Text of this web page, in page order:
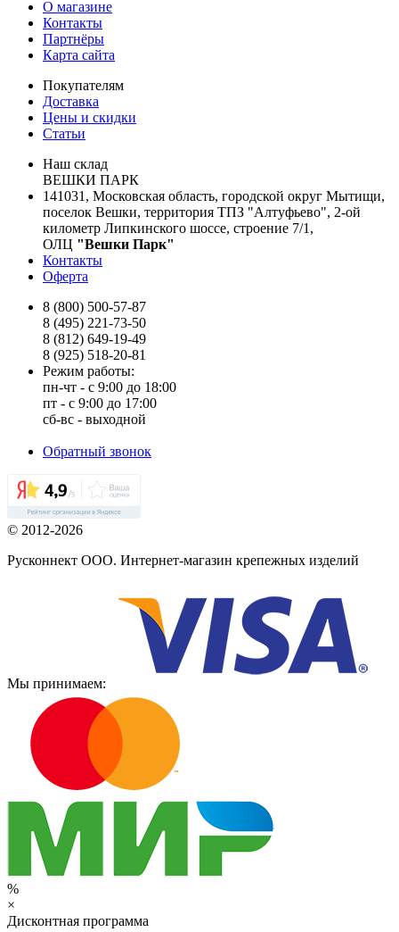
О магазине
Контакты
Партнёры
Карта сайта
Покупателям
Доставка
Цены и скидки
Статьи
Наш склад
ВЕШКИ ПАРК
141031, Московская область, городской округ Мытищи,
поселок Вешки, территория ТПЗ "Алтуфьево", 2-ой
километр Липкинского шоссе, строение 7/1,
ОЛЦ "Вешки Парк"
Контакты
Оферта
8 (800) 500-57-87
8 (495) 221-73-50
8 (812) 649-19-49
8 (925) 518-20-81
Режим работы:
пн-чт - с 9:00 до 18:00
пт - с 9:00 до 17:00
сб-вс - выходной
Обратный звонок
© 2012-2026
Русконнект ООО. Интернет-магазин крепежных изделий
Мы принимаем:
%
×
Дисконтная программа